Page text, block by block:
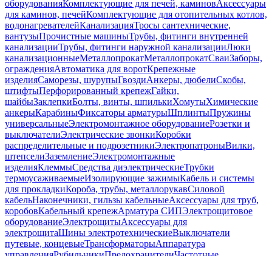
оборудованияКомплектующие для печей, каминовАксессуары
для каминов, печейКомплектующие для отопительных котлов,
водонагревателейКанализацияТросы сантехнические,
вантузыПрочистные машиныТрубы, фитинги внутренней
канализацииТрубы, фитинги наружной канализацииЛюки
канализационныеМеталлопрокатМеталлопрокатСваиЗаборы,
огражденияАвтоматика для воротКрепежные
изделияСаморезы, шурупыГвоздиАнкеры, дюбелиСкобы,
штифтыПерфорированный крепежГайки,
шайбыЗаклепкиБолты, винты, шпилькиХомутыХимические
анкерыКарабиныФиксаторы арматурыШплинтыПружины
универсальныеЭлектромонтажное оборудованиеРозетки и
выключателиЭлектрические звонкиКоробки
распределительные и подрозетникиЭлектропатроныВилки,
штепселиЗаземлениеЭлектромонтажные
изделияКлеммыСредства диэлектрическиеТрубки
термоусаживаемыеИзолирующие зажимыКабель и системы
для прокладкиКороба, трубы, металлорукавСиловой
кабельНаконечники, гильзы кабельныеАксессуары для труб,
коробовКабельный крепежАрматура СИПЭлектрощитовое
оборудованиеЭлектрощитыАксессуары для
электрощитаШины электротехническиеВыключатели
путевые, концевыеТрансформаторыАппаратура